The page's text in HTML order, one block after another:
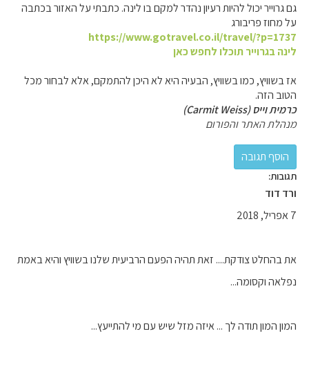
גם גרוייר יכול להיות רעיון נהדר למקם בו לינה. כתבתי על האזור בכתבה
על מחוז פריבורג
https://www.gotravel.co.il/travel/?p=1737
לינה בגרוייר תוכלו לחפש כאן
אז בשוויץ, כמו בשוויץ, הבעיה היא לא היכן להתמקם, אלא לבחור מכל
הטוב הזה.
כרמית וייס (Carmit Weiss)
מנהלת האתר והפורום
תגובות:
ורד דוד
7 אפריל, 2018
את בהחלט צודקת.... זאת תהיה הפעם הרביעית שלנו בשוויץ והיא באמת
נפלאה וקסומה...
המון המון תודה לך ... איזה מזל שיש עם מי להתייעץ...